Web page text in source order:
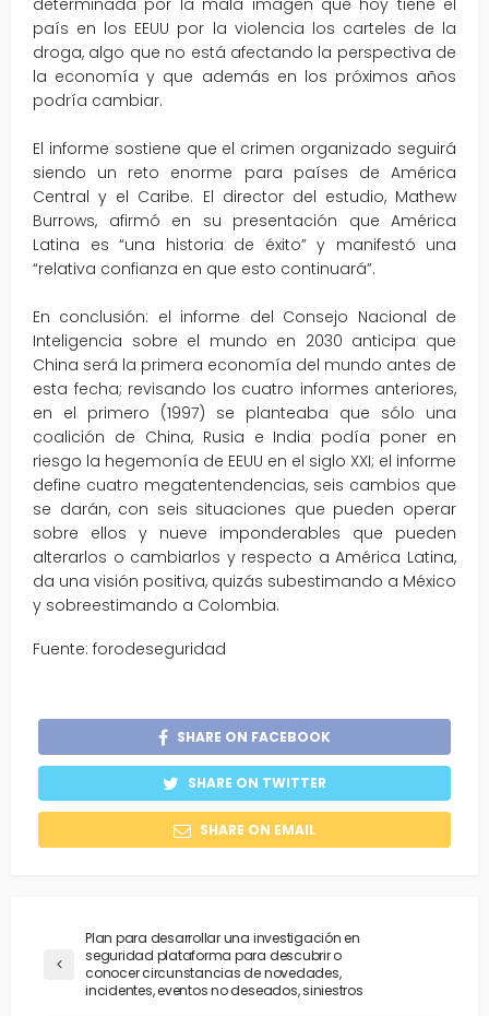
determinada por la mala imagen que hoy tiene el
país en los EEUU por la violencia los carteles de la
droga, algo que no está afectando la perspectiva de
la economía y que además en los próximos años
podría cambiar.
El informe sostiene que el crimen organizado seguirá
siendo un reto enorme para países de América
Central y el Caribe. El director del estudio, Mathew
Burrows, afirmó en su presentación que América
Latina es “una historia de éxito” y manifestó una
“relativa confianza en que esto continuará”.
En conclusión: el informe del Consejo Nacional de
Inteligencia sobre el mundo en 2030 anticipa que
China será la primera economía del mundo antes de
esta fecha; revisando los cuatro informes anteriores,
en el primero (1997) se planteaba que sólo una
coalición de China, Rusia e India podía poner en
riesgo la hegemonía de EEUU en el siglo XXI; el informe
define cuatro megatentendencias, seis cambios que
se darán, con seis situaciones que pueden operar
sobre ellos y nueve imponderables que pueden
alterarlos o cambiarlos y respecto a América Latina,
da una visión positiva, quizás subestimando a México
y sobreestimando a Colombia.
Fuente: forodeseguridad
SHARE ON FACEBOOK
SHARE ON TWITTER
SHARE ON EMAIL
Plan para desarrollar una investigación en
seguridad plataforma para descubrir o
conocer circunstancias de novedades,
incidentes, eventos no deseados, siniestros